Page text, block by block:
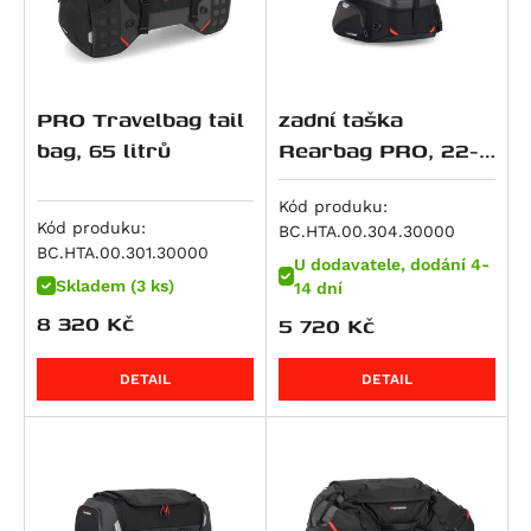
R 1150 RS
R 1150 RT
HP2 Megamoto
R nineT
R nineT Racer
R nineT Scrambler
R nineT Urban G/S
R nineT Urban G/S Edition 40 Years
R nineT Urban G/S Option 719
R nineT-5
K 1200 R Sport
Skladem (3 ks)
PRO Travelbag tail
bag, 65 litrů
Kód produku:
BC.HTA.00.301.30000
8 320 Kč
DETAIL
U dodavatele, dodání 4-
14 dní
zadní taška
Rearbag PRO, 22-
34 litrů
Kód produku:
BC.HTA.00.304.30000
5 720 Kč
DETAIL